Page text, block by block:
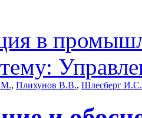
в
, Плихунов В.В., Шлесберг И.С.